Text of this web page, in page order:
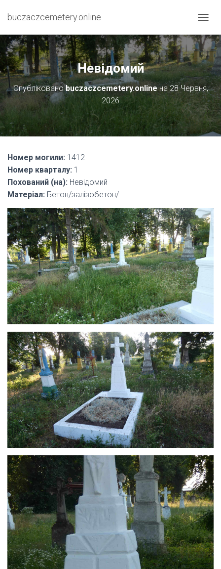
buczaczcemetery.online
Е
Р
Е
М
К
У
Т
И
Н
В
Невідомий
Опублікованоbuczaczcemetery.onlineна28 Червня,
2026
Номер могили: 1412
Номер кварталу: 1
Похований (на): Невідомий
Матеріал: Бетон/залізобетон/